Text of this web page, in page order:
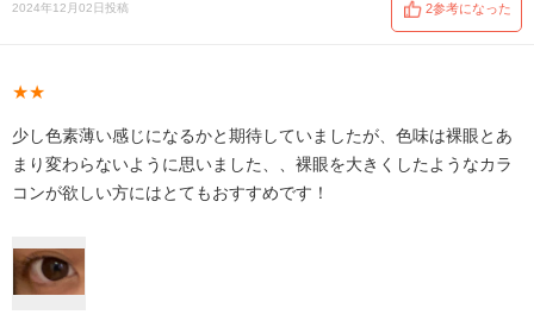
2024年12月02日投稿 2参考になった
★★
少し色素薄い感じになるかと期待していましたが、色味は裸眼とあ
まり変わらないように思いました、、裸眼を大きくしたようなカラ
コンが欲しい方にはとてもおすすめです！